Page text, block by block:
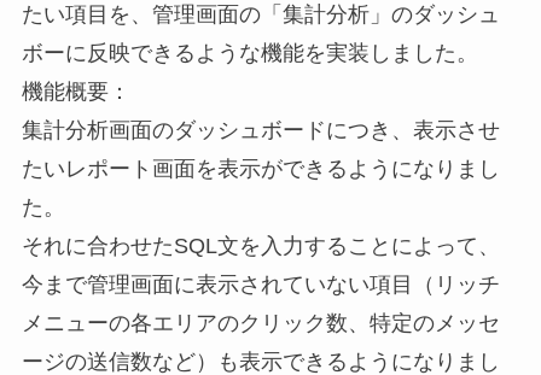
たい項目を、管理画面の「集計分析」のダッシュ
ボーに反映できるような機能を実装しました。
機能概要：
集計分析画面のダッシュボードにつき、表示させ
たいレポート画面を表示ができるようになりまし
た。
それに合わせたSQL文を入力することによって、
今まで管理画面に表示されていない項目（リッチ
メニューの各エリアのクリック数、特定のメッセ
ージの送信数など）も表示できるようになりまし